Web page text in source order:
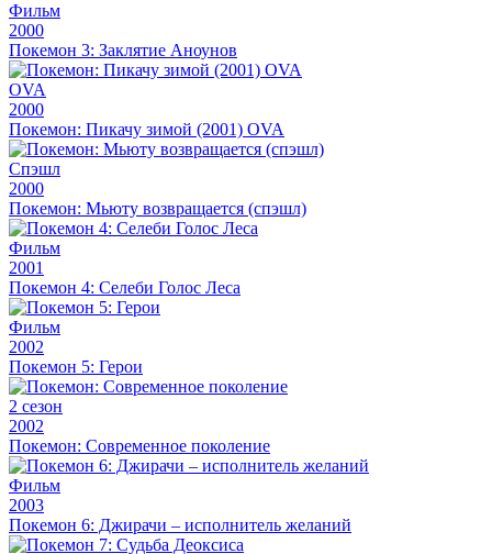
Фильм
2000
Покемон 3: Заклятие Аноунов
OVA
2000
Покемон: Пикачу зимой (2001) OVA
Спэшл
2000
Покемон: Мьюту возвращается (спэшл)
Фильм
2001
Покемон 4: Селеби Голос Леса
Фильм
2002
Покемон 5: Герои
2 сезон
2002
Покемон: Современное поколение
Фильм
2003
Покемон 6: Джирачи – исполнитель желаний